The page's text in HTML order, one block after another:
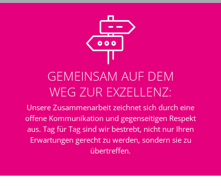
GEMEINSAM AUF DEM
WEG ZUR EXZELLENZ:
Unsere Zusammenarbeit zeichnet sich durch eine
offene Kommunikation und gegenseitigen Respekt
aus. Tag für Tag sind wir bestrebt, nicht nur Ihren
Erwartungen gerecht zu werden, sondern sie zu
übertreffen.